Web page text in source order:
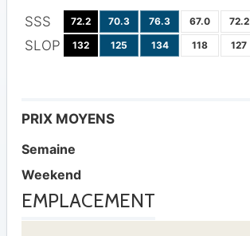
SSS 72.2 70.3 76.3 67.0 72.2
SLOP 132 125 134 118 127
PRIX MOYENS
Semaine
Weekend
EMPLACEMENT